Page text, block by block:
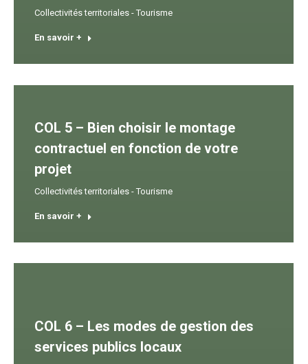
Collectivités territoriales - Tourisme
En savoir +
COL 5 – Bien choisir le montage
contractuel en fonction de votre
projet
Collectivités territoriales - Tourisme
En savoir +
COL 6 – Les modes de gestion des
services publics locaux